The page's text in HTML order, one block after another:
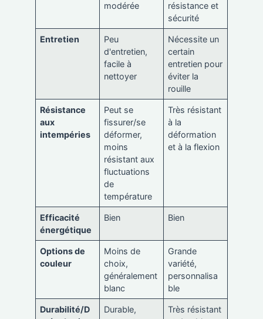
modérée
résistance et
sécurité
Entretien
Peu
d'entretien,
facile à
nettoyer
Nécessite un
certain
entretien pour
éviter la
rouille
Résistance
aux
intempéries
Peut se
fissurer/se
déformer,
moins
résistant aux
fluctuations
de
température
Très résistant
à la
déformation
et à la flexion
Efficacité
énergétique
Bien Bien
Options de
couleur
Moins de
choix,
généralement
blanc
Grande
variété,
personnalisa
ble
Durabilité/D
Durable,
Très résistant